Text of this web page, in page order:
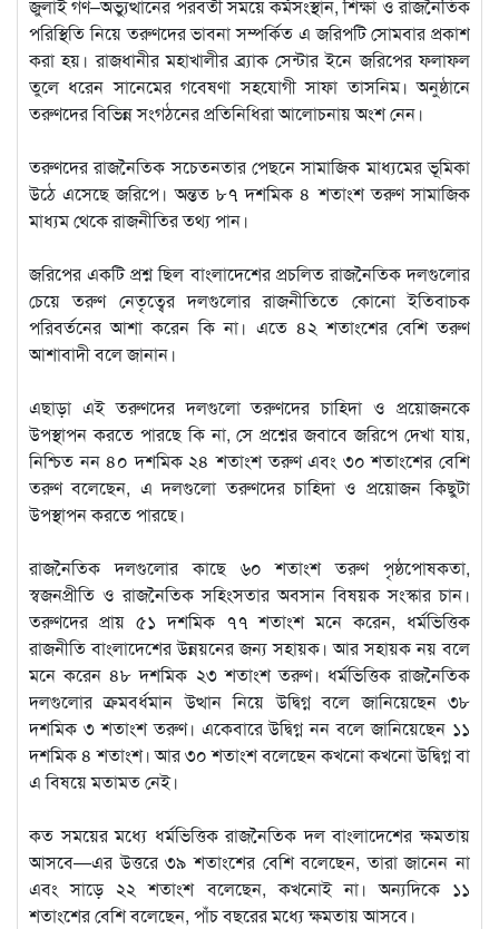
জুলাই গণ–অভ্যুত্থানের পরবর্তী সময়ে কর্মসংস্থান, শিক্ষা ও রাজনৈতিক
পরিস্থিতি নিয়ে তরুণদের ভাবনা সম্পর্কিত এ জরিপটি সোমবার প্রকাশ
করা হয়। রাজধানীর মহাখালীর ব্র্যাক সেন্টার ইনে জরিপের ফলাফল
তুলে ধরেন সানেমের গবেষণা সহযোগী সাফা তাসনিম। অনুষ্ঠানে
তরুণদের বিভিন্ন সংগঠনের প্রতিনিধিরা আলোচনায় অংশ নেন।
তরুণদের রাজনৈতিক সচেতনতার পেছনে সামাজিক মাধ্যমের ভূমিকা
উঠে এসেছে জরিপে। অন্তত ৮৭ দশমিক ৪ শতাংশ তরুণ সামাজিক
মাধ্যম থেকে রাজনীতির তথ্য পান।
জরিপের একটি প্রশ্ন ছিল বাংলাদেশের প্রচলিত রাজনৈতিক দলগুলোর
চেয়ে তরুণ নেতৃত্বের দলগুলোর রাজনীতিতে কোনো ইতিবাচক
পরিবর্তনের আশা করেন কি না। এতে ৪২ শতাংশের বেশি তরুণ
আশাবাদী বলে জানান।
এছাড়া এই তরুণদের দলগুলো তরুণদের চাহিদা ও প্রয়োজনকে
উপস্থাপন করতে পারছে কি না, সে প্রশ্নের জবাবে জরিপে দেখা যায়,
নিশ্চিত নন ৪০ দশমিক ২৪ শতাংশ তরুণ এবং ৩০ শতাংশের বেশি
তরুণ বলেছেন, এ দলগুলো তরুণদের চাহিদা ও প্রয়োজন কিছুটা
উপস্থাপন করতে পারছে।
রাজনৈতিক দলগুলোর কাছে ৬০ শতাংশ তরুণ পৃষ্ঠপোষকতা,
স্বজনপ্রীতি ও রাজনৈতিক সহিংসতার অবসান বিষয়ক সংস্কার চান।
তরুণদের প্রায় ৫১ দশমিক ৭৭ শতাংশ মনে করেন, ধর্মভিত্তিক
রাজনীতি বাংলাদেশের উন্নয়নের জন্য সহায়ক। আর সহায়ক নয় বলে
মনে করেন ৪৮ দশমিক ২৩ শতাংশ তরুণ। ধর্মভিত্তিক রাজনৈতিক
দলগুলোর ক্রমবর্ধমান উত্থান নিয়ে উদ্বিগ্ন বলে জানিয়েছেন ৩৮
দশমিক ৩ শতাংশ তরুণ। একেবারে উদ্বিগ্ন নন বলে জানিয়েছেন ১১
দশমিক ৪ শতাংশ। আর ৩০ শতাংশ বলেছেন কখনো কখনো উদ্বিগ্ন বা
এ বিষয়ে মতামত নেই।
কত সময়ের মধ্যে ধর্মভিত্তিক রাজনৈতিক দল বাংলাদেশের ক্ষমতায়
আসবে—এর উত্তরে ৩৯ শতাংশের বেশি বলেছেন, তারা জানেন না
এবং সাড়ে ২২ শতাংশ বলেছেন, কখনোই না। অন্যদিকে ১১
শতাংশের বেশি বলেছেন, পাঁচ বছরের মধ্যে ক্ষমতায় আসবে।